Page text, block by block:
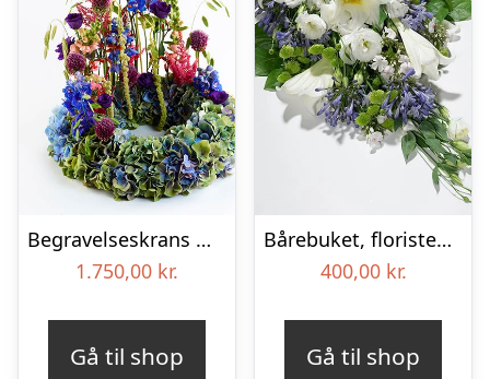
Begravelseskrans med hortensia og farverige detaljer – Blomster til begravelse
1.750,00 kr.
Gå til shop
Bårebuket, floristens valg – Blomster til begravelse
400,00 kr.
Gå til shop